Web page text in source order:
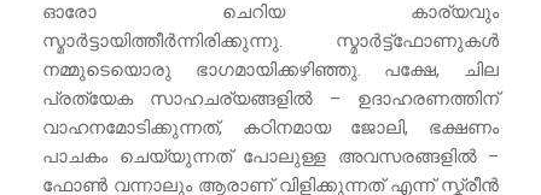
ഓരോ ചെറിയ കാര്യവും
സ്മാർട്ടായിത്തീർന്നിരിക്കുന്നു. സ്മാർട്ട്ഫോണുകൾ
നമ്മുടെയൊരു ഭാഗമായിക്കഴിഞ്ഞു. പക്ഷേ, ചില
പ്രത്യേക സാഹചര്യങ്ങളിൽ – ഉദാഹരണത്തിന്
വാഹനമോടിക്കുന്നത്, കഠിനമായ ജോലി, ഭക്ഷണം
പാചകം ചെയ്യുന്നത് പോലുള്ള അവസരങ്ങളിൽ –
ഫോൺ വന്നാലും ആരാണ് വിളിക്കുന്നത് എന്ന് സ്ക്രീൻ